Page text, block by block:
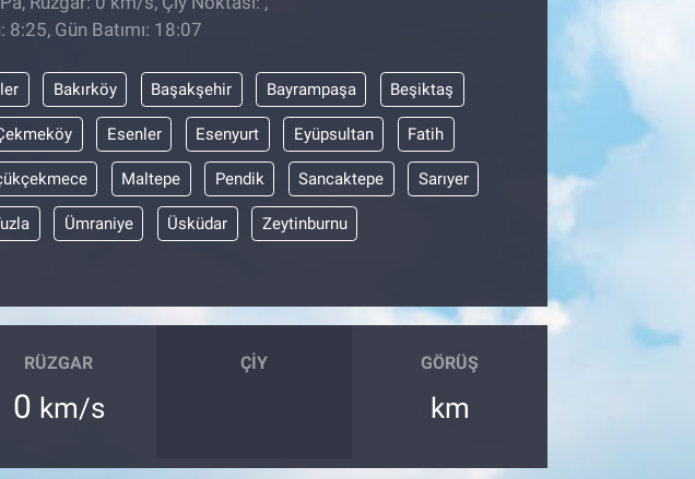
Gün Batımı: 18:07
Bakırköy Başakşehir Bayrampaşa Beşiktaş
Esenler Esenyurt Eyüpsultan Fatih
Maltepe Pendik Sancaktepe Sarıyer
Ümraniye Üsküdar Zeytinburnu
RÜZGAR
0 km/s
ÇIY GÖRÜŞ
km